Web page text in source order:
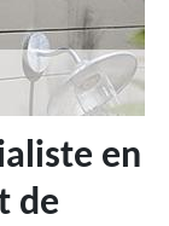
en
de